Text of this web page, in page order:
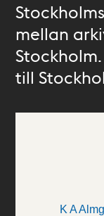
mellan
till
K A